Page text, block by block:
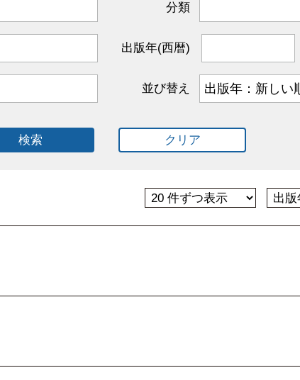
分類
出版年(西暦)
並び替え
検索 クリア